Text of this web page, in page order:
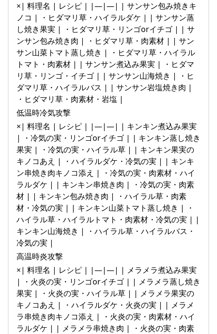
×| 料理名 | レシピ | |—|—| | サンサン包み焼きキ
ノコ | ・ヒダマリ草・ハイラルダケ | | サンサン蒸
し焼き果実 | ・ヒダマリ草・リンゴorイチゴ | | サ
ンサン包み焼き肉 | ・ヒダマリ草・肉素材 | | サン
サン山菜トマト蒸し焼き | ・ヒダマリ草・ハイラル
トマト・肉素材 | | サンサン煮込み果実 | ・ヒダマ
リ草・リンゴ・イチゴ | | サンサン山海焼き | ・ヒ
ダマリ草・ハイラルバス | | サンサン岩塩焼き肉 |
・ヒダマリ草・肉素材・岩塩 |
低温時冷気攻撃
×| 料理名 | レシピ | |—|—| | キンキン煮込み果実
| ・冷気の実・リンゴorイチゴ | | キンキン蒸し焼き
果実 | ・冷気の実・ハイラル草 | | キンキン果実の
キノコあえ | ・ハイラルダケ・冷気の実 | | キンキ
ン串焼き肉キノコ添え | ・冷気の実・肉素材・ハイ
ラルダケ | | キンキン串焼き肉 | ・冷気の実・肉素
材 | | キンキン包み焼き肉 | ・ハイラル草・肉素
材・冷気の実 | | キンキン山菜トマト蒸し焼き | ・
ハイラル草・ハイラルトマト・肉素材・冷気の実 | |
キンキン山海焼き | ・ハイラル草・ハイラルバス・
冷気の実 |
高温時炎攻撃
×| 料理名 | レシピ | |—|—| | メラメラ煮込み果実
| ・火炎の実・リンゴorイチゴ | | メラメラ蒸し焼き
果実 | ・火炎の実・ハイラル草 | | メラメラ果実の
キノコあえ | ・ハイラルダケ・火炎の実 | | メラメ
ラ串焼き肉キノコ添え | ・火炎の実・肉素材・ハイ
ラルダケ | | メラメラ串焼き肉 | ・火炎の実・肉素